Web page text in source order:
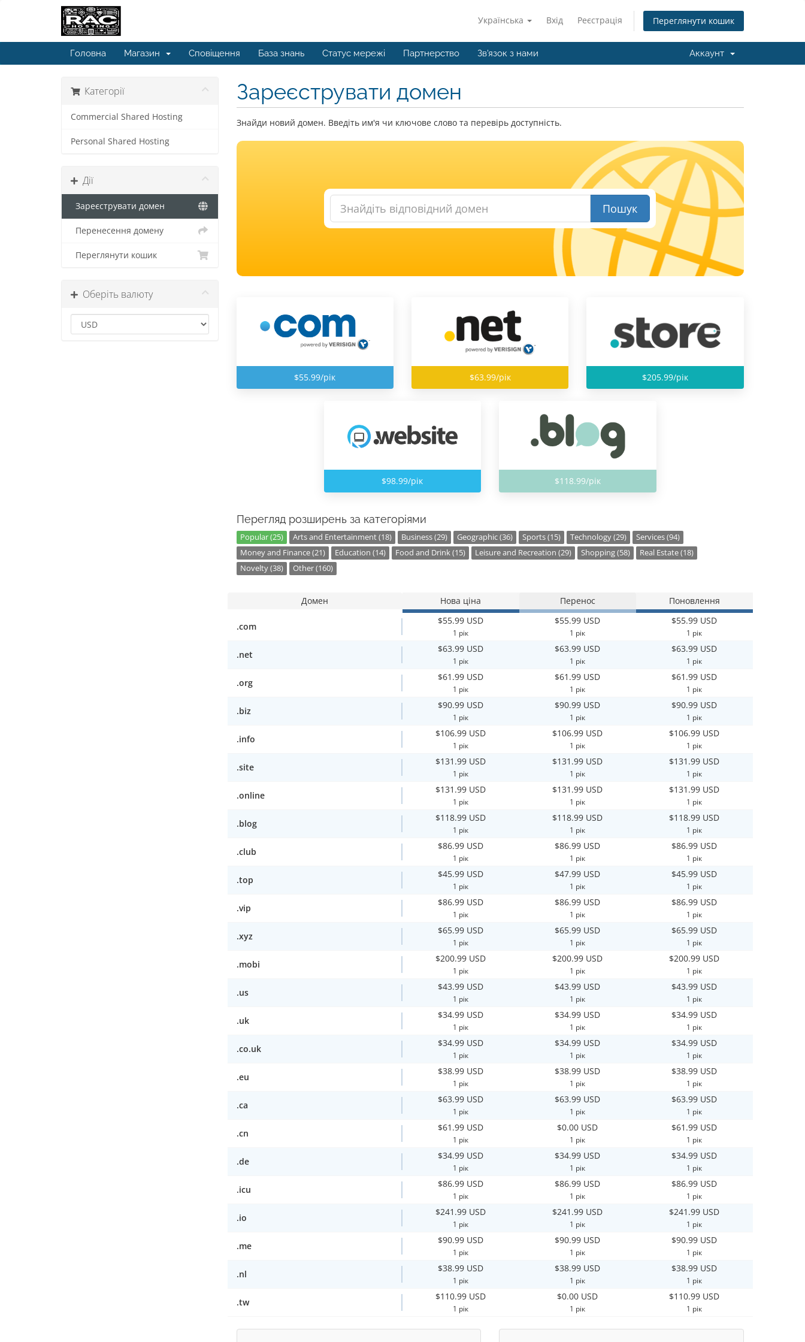
Українська Вхід Реєстрація Переглянути кошик
Головна Магазин Сповіщення База знань Статус мережі Партнерство Зв'язок з нами Аккаунт
Категорії
Commercial Shared Hosting
Personal Shared Hosting
Дії
Зареєструвати домен
Перенесення домену
Переглянути кошик
Оберіть валюту
Зареєструвати домен
Знайди новий домен. Введіть им'я чи ключове слово та перевірь доступність.
Пошук
$55.99/рік $63.99/рік $205.99/рік
$98.99/рік $118.99/рік
Перегляд розширень за категоріями
Popular (25) Arts and Entertainment (18) Business (29) Geographic (36) Sports (15) Technology (29)
Services (94)
Money and Finance (21)
Education (14) Food and Drink (15) Leisure and Recreation (29) Shopping (58)
Real Estate (18)
Novelty (38)
Other (160)
Домен Нова ціна Перенос Поновлення
.com
$55.99 USD
1 рік
$55.99 USD
1 рік
$55.99 USD
1 рік
.net
$63.99 USD
1 рік
$63.99 USD
1 рік
$63.99 USD
1 рік
.org
$61.99 USD
1 рік
$61.99 USD
1 рік
$61.99 USD
1 рік
.biz
$90.99 USD
1 рік
$90.99 USD
1 рік
$90.99 USD
1 рік
.info
$106.99 USD
1 рік
$106.99 USD
1 рік
$106.99 USD
1 рік
.site
$131.99 USD
1 рік
$131.99 USD
1 рік
$131.99 USD
1 рік
.online
$131.99 USD
1 рік
$131.99 USD
1 рік
$131.99 USD
1 рік
.blog
$118.99 USD
1 рік
$118.99 USD
1 рік
$118.99 USD
1 рік
.club
$86.99 USD
1 рік
$86.99 USD
1 рік
$86.99 USD
1 рік
.top
$45.99 USD
1 рік
$47.99 USD
1 рік
$45.99 USD
1 рік
.vip
$86.99 USD
1 рік
$86.99 USD
1 рік
$86.99 USD
1 рік
.xyz
$65.99 USD
1 рік
$65.99 USD
1 рік
$65.99 USD
1 рік
.mobi
$200.99 USD
1 рік
$200.99 USD
1 рік
$200.99 USD
1 рік
.us
$43.99 USD
1 рік
$43.99 USD
1 рік
$43.99 USD
1 рік
.uk
$34.99 USD
1 рік
$34.99 USD
1 рік
$34.99 USD
1 рік
.co.uk
$34.99 USD
1 рік
$34.99 USD
1 рік
$34.99 USD
1 рік
.eu
$38.99 USD
1 рік
$38.99 USD
1 рік
$38.99 USD
1 рік
.ca
$63.99 USD
1 рік
$63.99 USD
1 рік
$63.99 USD
1 рік
.cn
$61.99 USD
1 рік
$0.00 USD
1 рік
$61.99 USD
1 рік
.de
$34.99 USD
1 рік
$34.99 USD
1 рік
$34.99 USD
1 рік
.icu
$86.99 USD
1 рік
$86.99 USD
1 рік
$86.99 USD
1 рік
.io
$241.99 USD
1 рік
$241.99 USD
1 рік
$241.99 USD
1 рік
.me
$90.99 USD
1 рік
$90.99 USD
1 рік
$90.99 USD
1 рік
.nl
$38.99 USD
1 рік
$38.99 USD
1 рік
$38.99 USD
1 рік
.tw
$110.99 USD
1 рік
$0.00 USD
1 рік
$110.99 USD
1 рік